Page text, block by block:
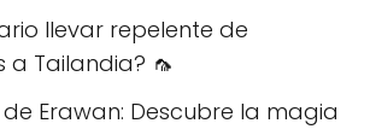
llevar repelente de
a Tailandia? 🦟
Erawan: Descubre la magia